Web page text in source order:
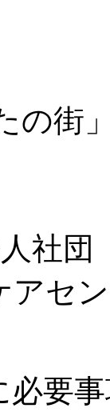
の街
人社
アセ
必要